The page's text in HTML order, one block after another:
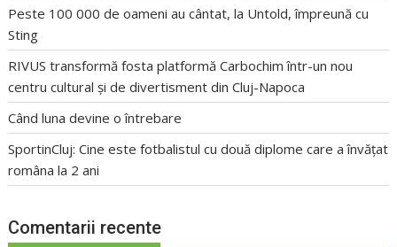
Peste 100 000 de oameni au cântat, la Untold, împreună cu
Sting
RIVUS transformă fosta platformă Carbochim într-un nou
centru cultural și de divertisment din Cluj-Napoca
Când luna devine o întrebare
SportinCluj: Cine este fotbalistul cu două diplome care a învățat
româna la 2 ani
Comentarii recente